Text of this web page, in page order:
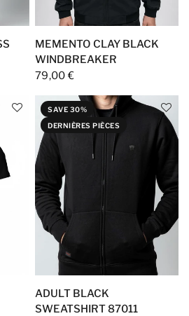
MEMENTO CLAY BLACK
WINDBREAKER
79,00 €
SAVE 30%
DERNIÈRES PIÈCES
ADULT BLACK
SWEATSHIRT 87011